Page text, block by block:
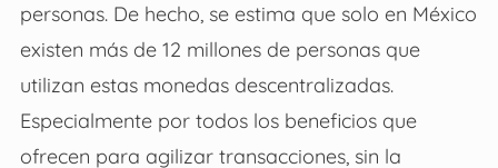
personas. De hecho, se estima que solo en México
existen más de 12 millones de personas que
utilizan estas monedas descentralizadas.
Especialmente por todos los beneficios que
ofrecen para agilizar transacciones, sin la